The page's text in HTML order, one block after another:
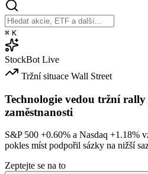
⌘ K
StockBot Live
Tržní situace Wall Street
Technologie vedou tržní
zaměstnanosti
S&P 500 +0.60% a Nasdaq +1.18%
pokles míst podpořil sázky na nižší
Zeptejte se na to